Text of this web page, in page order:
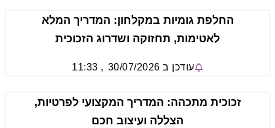
החלפת גומיות במקלחון: המדריך המלא
לאטימות, תחזוקה ושדרוג הזכוכית
עודכן ב 30/07/2026
,
11:33
זכוכית מתכהה: המדריך המקצועי לפרטיות,
הצללה ועיצוב חכם